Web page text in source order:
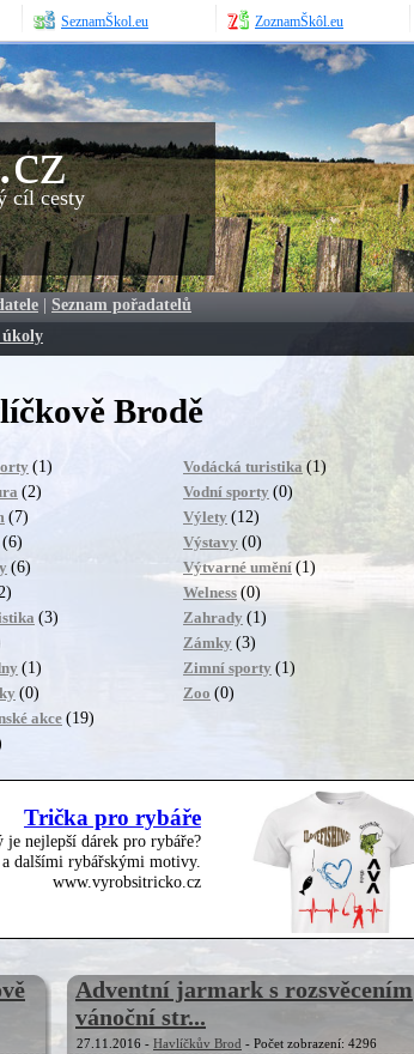
SeznamŠkol.eu ZoznamŠkôl.eu
cíl cesty
| Seznam pořadatelů
úkoly
Brodě
(1)
(2)
(7)
(6)
(6)
(3)
(1)
(0)
akce (19)
Vodácká turistika (1)
Vodní sporty (0)
Výlety (12)
Výstavy (0)
Výtvarné umění (1)
Welness (0)
Zahrady (1)
Zámky (3)
Zimní sporty (1)
Zoo (0)
Trička pro rybáře
nejlepší dárek pro rybáře?
dalšími rybářskými motivy.
www.vyrobsitricko.cz
Adventní jarmark s rozsvěcením
vánoční str...
27.11.2016 - Havlíčkův Brod - Počet zobrazení: 4296